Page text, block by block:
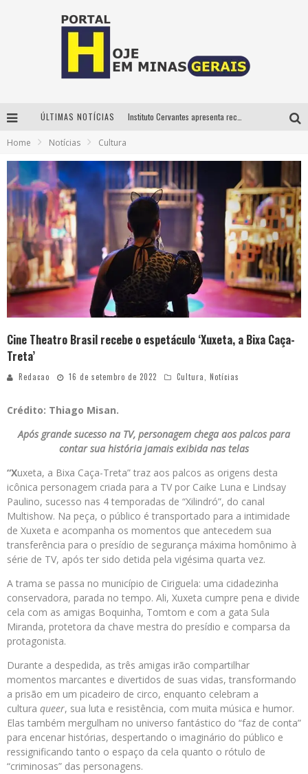
ÚLTIMAS NOTÍCIAS
Projeta Cultura abre inscrições gratuitas em São João del-Rei para oficinas de elaboração de projetos culturais e inteligência artificial
Home Notícias Cultura
Cine Theatro Brasil recebe o espetáculo ‘Xuxeta, a Bixa Caça-
Treta’
Redacao 16 de setembro de 2022 Cultura, Notícias
Crédito: Thiago Misan.
Após grande sucesso na TV, personagem chega aos palcos para
contar sua história jamais exibida nas telas
“Xuxeta, a Bixa Caça-Treta” traz aos palcos as origens desta
icônica personagem criada para a TV por Caike Luna e Lindsay
Paulino, sucesso nas 4 temporadas de “Xilindró”, do canal
Multishow. Na peça, o público é transportado para a intimidade
de Xuxeta e acompanha os momentos que antecedem sua
transferência para o presídio de segurança máxima homônimo à
série de TV, após ter sido detida pela vigésima quarta vez.
A trama se passa no município de Ciriguela: uma cidadezinha
conservadora, parada no tempo. Ali, Xuxeta cumpre pena e divide
cela com as amigas Boquinha, Tomtom e com a gata Sula
Miranda, protetora da chave mestra do presídio e comparsa da
protagonista.
Durante a despedida, as três amigas irão compartilhar
momentos marcantes e divertidos de suas vidas, transformando
a prisão em um picadeiro de circo, enquanto celebram a
cultura queer, sua luta e resistência, com muita música e humor.
Elas também mergulham no universo fantástico do “faz de conta”
para encenar histórias, despertando o imaginário do público e
ressignificando tanto o espaço da cela quanto o rótulo de
“criminosas” das personagens.